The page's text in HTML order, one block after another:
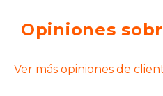
Opiniones
Ver más opiniones de